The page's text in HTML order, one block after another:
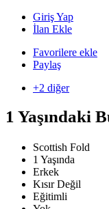
Giriş Yap
İlan Ekle
Favorilere ekle
Paylaş
+2 diğer
1 Yaşındaki
Scottish Fold
1 Yaşında
Erkek
Kısır Değil
Eğitimli